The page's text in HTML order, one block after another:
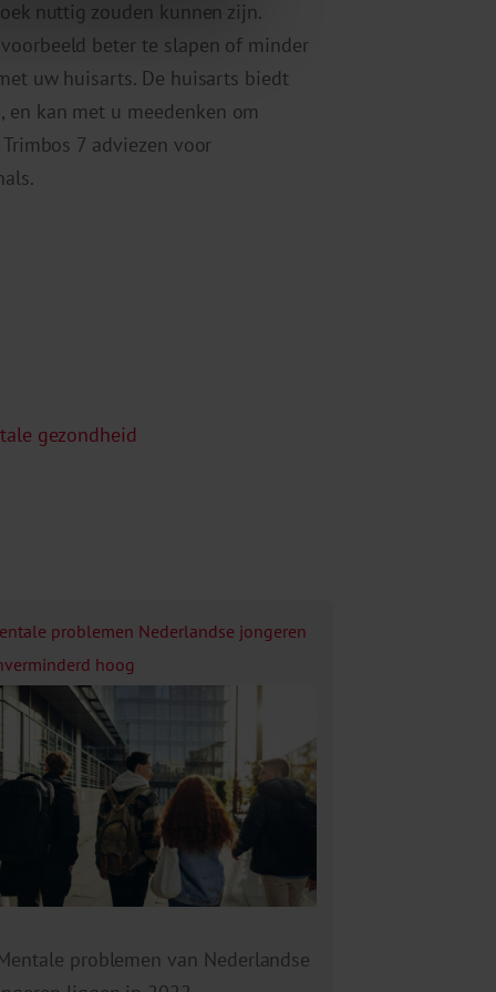
nuttig zouden kunnen zijn.
beter te slapen of minder
uw huisarts. De huisarts biedt
kan met u meedenken om
7 adviezen voor
gezondheid
problemen Nederlandse jongeren
hoog
problemen van Nederlandse